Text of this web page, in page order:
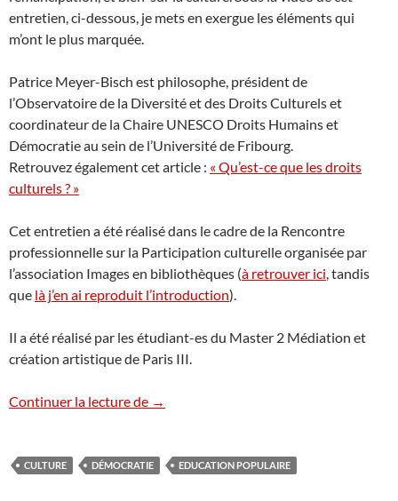
entretien, ci-dessous, je mets en exergue les éléments qui
m’ont le plus marquée.
Patrice Meyer-Bisch est philosophe, président de
l’Observatoire de la Diversité et des Droits Culturels et
coordinateur de la Chaire UNESCO Droits Humains et
Démocratie au sein de l’Université de Fribourg.
Retrouvez également cet article : « Qu’est-ce que les droits
culturels ? »
Cet entretien a été réalisé dans le cadre de la Rencontre
professionnelle sur la Participation culturelle organisée par
l’association Images en bibliothèques (à retrouver ici, tandis
que là j’en ai reproduit l’introduction).
Il a été réalisé par les étudiant-es du Master 2 Médiation et
création artistique de Paris III.
Continuer la lecture de Droits culturels et émancipation
→
CULTURE DÉMOCRATIE EDUCATION POPULAIRE